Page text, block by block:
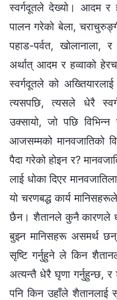
स्‍वर्गदूतले देख्यो। आदम र
पालन गरेको बेला,
पहाड-पर्वत, खोलानाला,
अर्थात् आदम र हव्‍वाको
स्‍वर्गदूतले को
त्यसपछि, त्यसले धेरै
उक्सायो, जो पछि
आजसम्‍मको मानवजातिको
पैदा गरेको होइन र?
लाई धोका दिएर
यो चरणबद्ध कार्य
छैन। शैतानले कुनै कारणले
बुझ्‍न मानिसहरू असमर्थ
सृष्टि गर्नुहुने ले किन
अत्यन्तै धेरै घृणा गर्नुहुन्छ,
पनि किन उहाँले शैतानलाई